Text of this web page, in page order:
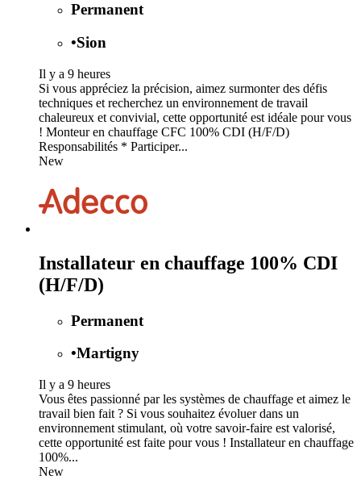
Permanent
•Sion
Il y a 9 heures
Si vous appréciez la précision, aimez surmonter des défis
techniques et recherchez un environnement de travail
chaleureux et convivial, cette opportunité est idéale pour vous
! Monteur en chauffage CFC 100% CDI (H/F/D)
Responsabilités * Participer...
New
Installateur en chauffage 100% CDI
(H/F/D)
Permanent
•Martigny
Il y a 9 heures
Vous êtes passionné par les systèmes de chauffage et aimez le
travail bien fait ? Si vous souhaitez évoluer dans un
environnement stimulant, où votre savoir-faire est valorisé,
cette opportunité est faite pour vous ! Installateur en chauffage
100%...
New